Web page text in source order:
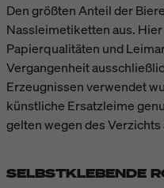
Den größten Anteil der
Nassleimetiketten aus.
Papierqualitäten und
Vergangenheit
Erzeugnissen verwendet
künstliche Ersatzleime
gelten wegen des Verzichts
SELBSTKLEBENDE